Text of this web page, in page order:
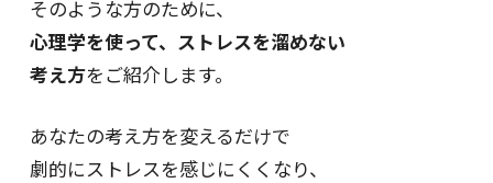
そのような方のために、
心理学を使って、ストレスを溜めない
考え方をご紹介します。
あなたの考え方を変えるだけで
劇的にストレスを感じにくくなり、